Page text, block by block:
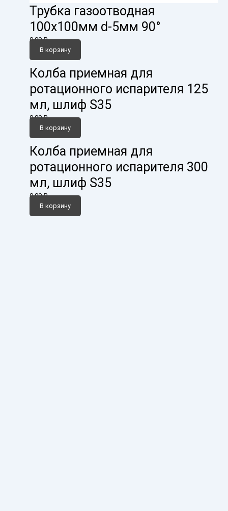
Трубка газоотводная
100х100мм d-5мм 90°
0,00₽
В корзину
Колба приемная для
ротационного испарителя 125
мл, шлиф S35
0,00₽
В корзину
Колба приемная для
ротационного испарителя 300
мл, шлиф S35
0,00₽
В корзину